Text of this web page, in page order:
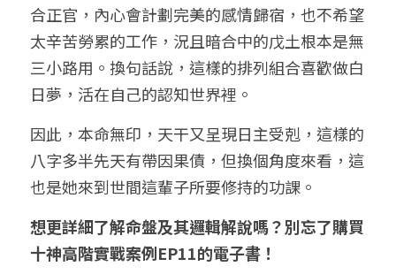
合正官，內心會計劃完美的感情歸宿，也不希望
太辛苦勞累的工作，況且暗合中的戊土根本是無
三小路用。換句話說，這樣的排列組合喜歡做白
日夢，活在自己的認知世界裡。
因此，本命無印，天干又呈現日主受剋，這樣的
八字多半先天有帶因果債，但換個角度來看，這
也是她來到世間這輩子所要修持的功課。
想更詳細了解命盤及其邏輯解說嗎？別忘了購買
十神高階實戰案例EP11的電子書！